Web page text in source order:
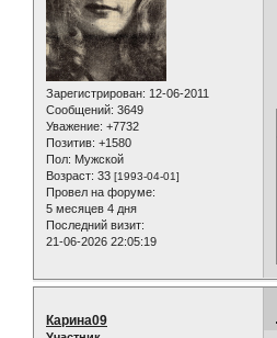
Зарегистрирован: 12-06-2011
Сообщений: 3649
Уважение: +7732
Позитив: +1580
Пол: Мужской
Возраст: 33 [1993-04-01]
Провел на форуме:
5 месяцев 4 дня
Последний визит:
21-06-2026 22:05:19
Карина09